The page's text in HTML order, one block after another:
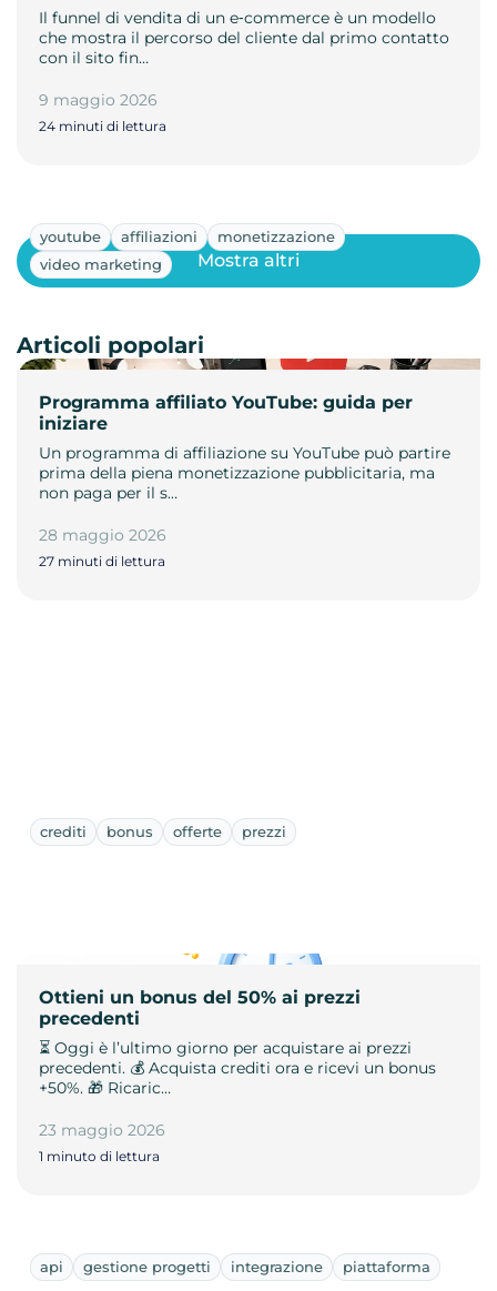
Il funnel di vendita di un e‑commerce è un modello
che mostra il percorso del cliente dal primo contatto
con il sito fin…
9 maggio 2026
24 minuti di lettura
youtube affiliazioni
monetizzazione
video marketing
Programma affiliato YouTube: guida per
iniziare
Un programma di affiliazione su YouTube può partire
prima della piena monetizzazione pubblicitaria, ma
non paga per il s…
28 maggio 2026
27 minuti di lettura
Mostra altri
Articoli popolari
crediti bonus offerte prezzi
Ottieni un bonus del 50% ai prezzi
precedenti
⏳ Oggi è l’ultimo giorno per acquistare ai prezzi
precedenti. 💰 Acquista crediti ora e ricevi un bonus
+50%. 🎁 Ricaric…
23 maggio 2026
1 minuto di lettura
api gestione progetti integrazione piattaforma